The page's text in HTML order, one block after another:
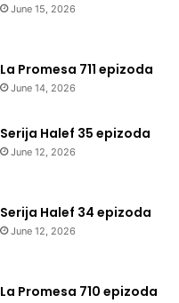
June 15, 2026
La Promesa 711 epizoda
June 14, 2026
Serija Halef 35 epizoda
June 12, 2026
Serija Halef 34 epizoda
June 12, 2026
La Promesa 710 epizoda